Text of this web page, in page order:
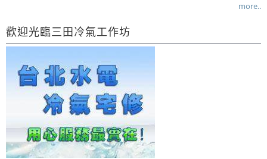
more..
歡迎光臨三田冷氣工作坊